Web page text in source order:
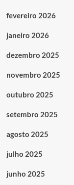
fevereiro 2026
janeiro 2026
dezembro 2025
novembro 2025
outubro 2025
setembro 2025
agosto 2025
julho 2025
junho 2025